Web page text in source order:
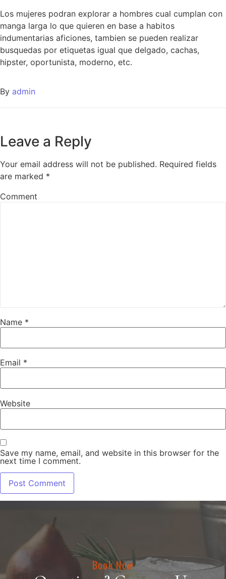
Los mujeres podran explorar a hombres cual cumplan con
manga larga lo que quieren en base a habitos
indumentarias aficiones, tambien se pueden realizar
busquedas por etiquetas igual que delgado, cachas,
hipster, oportunista, moderno, etc.
By admin
Leave a Reply
Your email address will not be published. Required fields
are marked *
Comment
Name *
Email *
Website
Save my name, email, and website in this browser for the
next time I comment.
Book Now